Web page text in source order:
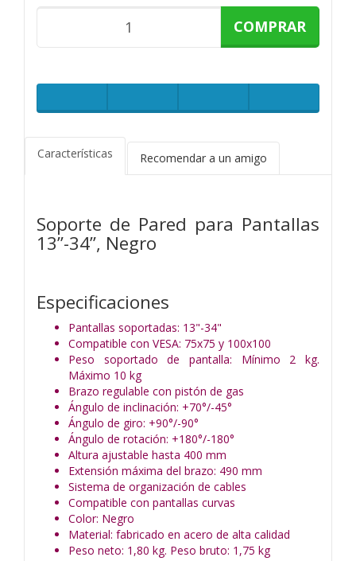
COMPRAR
Características Recomendar a un amigo
Soporte de Pared para Pantallas
13”-34”, Negro
Especificaciones
Pantallas soportadas: 13"-34"
Compatible con VESA: 75x75 y 100x100
Peso soportado de pantalla: Mínimo 2 kg.
Máximo 10 kg
Brazo regulable con pistón de gas
Ángulo de inclinación: +70°/-45°
Ángulo de giro: +90°/-90°
Ángulo de rotación: +180°/-180°
Altura ajustable hasta 400 mm
Extensión máxima del brazo: 490 mm
Sistema de organización de cables
Compatible con pantallas curvas
Color: Negro
Material: fabricado en acero de alta calidad
Peso neto: 1,80 kg. Peso bruto: 1,75 kg